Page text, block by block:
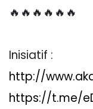
🔥🔥🔥🔥🔥🔥
Inisiatif :
http://
https://t.me/